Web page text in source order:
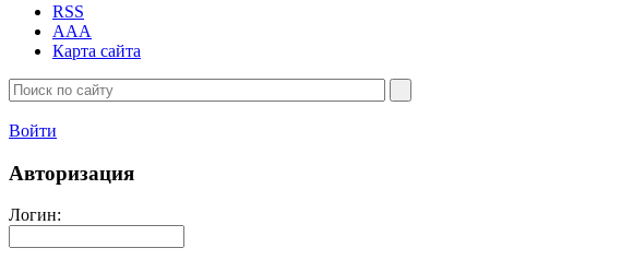
RSS
AAA
Карта сайта
Войти
Авторизация
Логин: